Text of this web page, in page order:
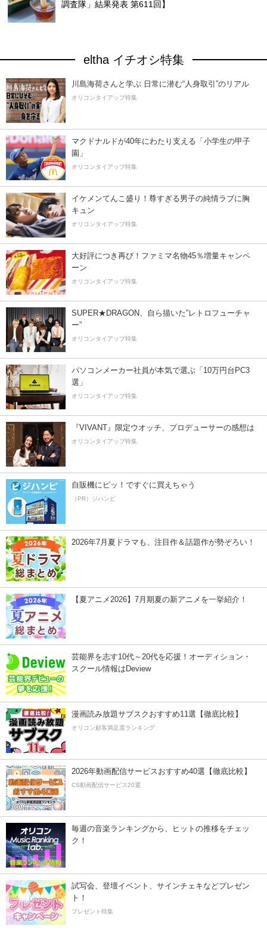
調査隊」結果発表 第611回】
eltha イチオシ特集
川島海荷さんと学ぶ 日常に潜む“人身取引”のリアル
オリコンタイアップ特集
マクドナルドが40年にわたり支える「小学生の甲子
園」
オリコンタイアップ特集
イケメンてんこ盛り！尊すぎる男子の純情ラブに胸
キュン
オリコンタイアップ特集
大好評につき再び！ファミマ名物45％増量キャンペ
ーン
オリコンタイアップ特集
SUPER★DRAGON、自ら描いた”レトロフューチャ
ー”
オリコンタイアップ特集
パソコンメーカー社員が本気で選ぶ「10万円台PC3
選」
オリコンタイアップ特集
『VIVANT』限定ウオッチ、プロデューサーの感想は
オリコンタイアップ特集
自販機にピッ！ですぐに買えちゃう
（PR）ジハンピ
2026年7月夏ドラマも、注目作＆話題作が勢ぞろい！
【夏アニメ2026】7月期夏の新アニメを一挙紹介！
芸能界を志す10代～20代を応援！オーディション・
スクール情報はDeview
漫画読み放題サブスクおすすめ11選【徹底比較】
オリコン顧客満足度ランキング
2026年動画配信サービスおすすめ40選【徹底比較】
CS動画配信サービス20選
毎週の音楽ランキングから、ヒットの推移をチェッ
ク！
試写会、登壇イベント、サインチェキなどプレゼン
ト！
プレゼント特集